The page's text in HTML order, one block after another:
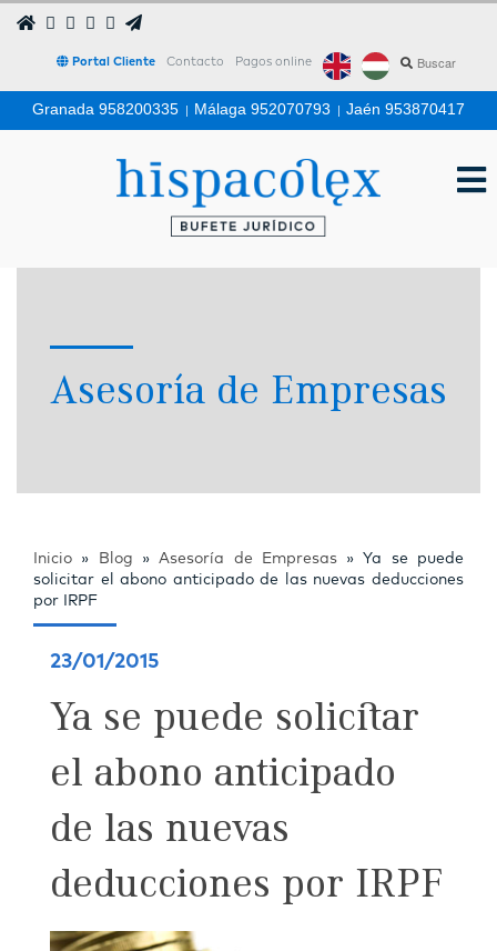
Portal Cliente Contacto Pagos online
Granada 958200335 | Málaga 952070793 | Jaén 953870417
Asesoría de Empresas
Inicio » Blog »Asesoría de Empresas»Ya se puede
solicitar el abono anticipado de las nuevas deducciones
por IRPF
23/01/2015
Ya se puede solicitar
el abono anticipado
de las nuevas
deducciones por IRPF